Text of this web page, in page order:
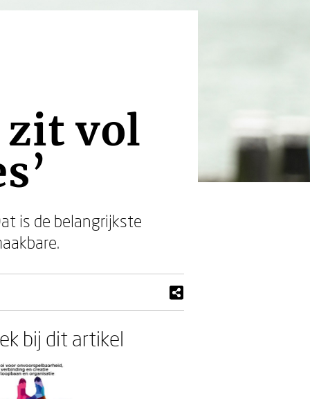
zit vol
is de belangrijkste
bij dit artikel